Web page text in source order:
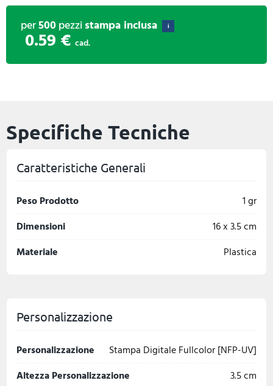
per500pezzistampa inclusa i
0.59 € cad.
Specifiche Tecniche
Caratteristiche Generali
Peso Prodotto
1 gr
Dimensioni
16 x 3.5 cm
Materiale
Plastica
Personalizzazione
Personalizzazione
Stampa Digitale Fullcolor [NFP-UV]
Altezza Personalizzazione
3.5 cm